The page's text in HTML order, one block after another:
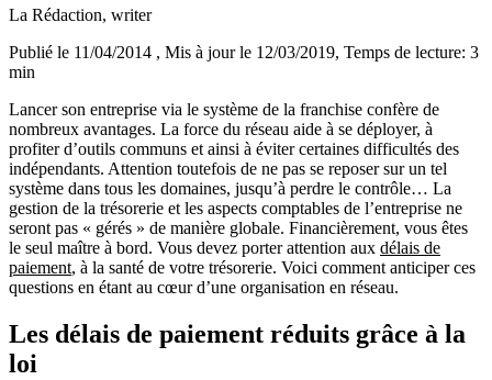
La Rédaction, writer
Publié le 11/04/2014 , Mis à jour le 12/03/2019, Temps de lecture: 3
min
Lancer son entreprise via le système de la franchise confère de
nombreux avantages. La force du réseau aide à se déployer, à
profiter d’outils communs et ainsi à éviter certaines difficultés des
indépendants. Attention toutefois de ne pas se reposer sur un tel
système dans tous les domaines, jusqu’à perdre le contrôle… La
gestion de la trésorerie et les aspects comptables de l’entreprise ne
seront pas « gérés » de manière globale. Financièrement, vous êtes
le seul maître à bord. Vous devez porter attention aux délais de
paiement, à la santé de votre trésorerie. Voici comment anticiper ces
questions en étant au cœur d’une organisation en réseau.
Les délais de paiement réduits grâce à la
loi